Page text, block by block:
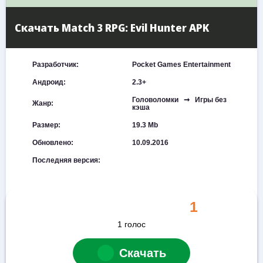
Скачать Match 3 RPG: Evil Hunter APK
Разработчик: Pocket Games Entertainment
Андроид: 2.3+
Жанр:
Головоломки ➞ Игры без
кэша
Размер: 19.3 Mb
Обновлено: 10.09.2016
Последняя версия:
1
1 голос
Скачать